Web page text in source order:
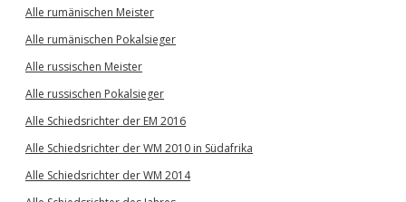
Alle rumänischen Meister
Alle rumänischen Pokalsieger
Alle russischen Meister
Alle russischen Pokalsieger
Alle Schiedsrichter der EM 2016
Alle Schiedsrichter der WM 2010 in Südafrika
Alle Schiedsrichter der WM 2014